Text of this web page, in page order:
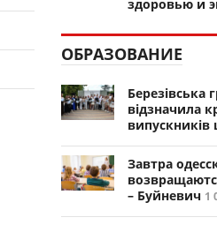
здоровью и
ОБРАЗОВАНИЕ
Березівська
відзначила
випускників
Завтра
– Буйневич 1